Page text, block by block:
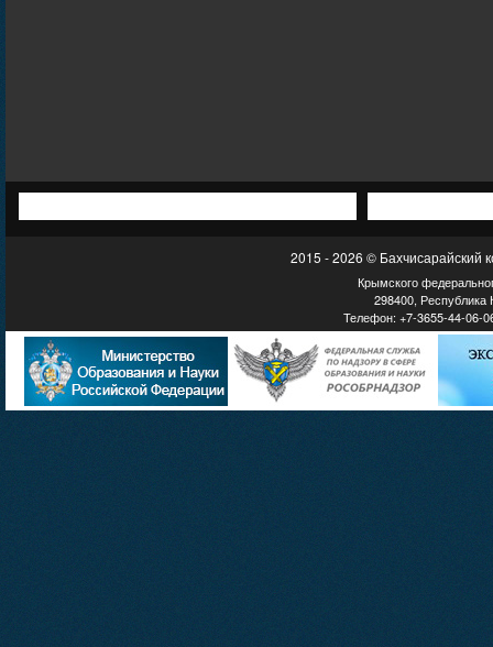
2015 - 2026 © Бахчисарайский
Крымского
298400, Республика
Телефон: +7-3655-44-06-